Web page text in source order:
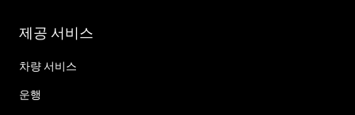
제공 서비스
차량 서비스
운행